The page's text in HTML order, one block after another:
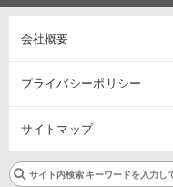
会社概要
プライバシーポリシー
サイトマップ